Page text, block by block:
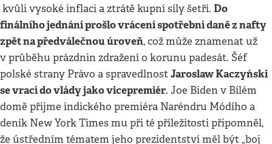
kvůli vysoké inflaci a ztrátě kupní síly šetří. Do
finálního jednání prošlo vrácení spotřební daně z nafty
zpět na předválečnou úroveň, což může znamenat už
v průběhu prázdnin zdražení o korunu padesát. Šéf
polské strany Právo a spravedlnostJaroslaw Kaczyński
se vrací do vlády jako vicepremiér. Joe Biden v Bílém
domě přijme indického premiéra Naréndru Módího a
deník New York Times mu při té příležitosti připomněl,
že ústředním tématem jeho prezidentství měl být „boj